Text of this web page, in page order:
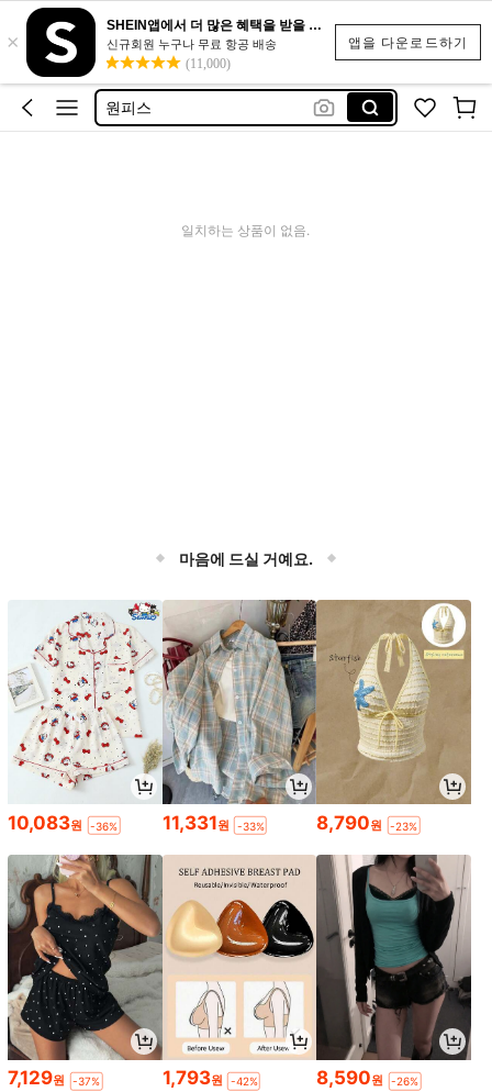
앱을 다운로드하기
×
SHEIN앱에서 더 많은 혜택을 받을 수 있어요.
신규회원 누구나 무료 항공 배송
(11,000)
반바지
나시
원피스
비키니
일치하는 상품이 없음.
마음에 드실 거예요.
10,083원 -36% 11,331원 -33% 8,790원 -23%
7,129원 -37% 1,793원 -42% 8,590원 -26%